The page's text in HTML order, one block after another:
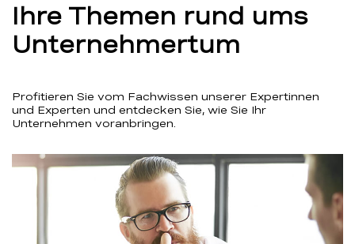
Ihre Themen rund ums
Unternehmertum
Profitieren Sie vom Fachwissen unserer Expertinnen
und Experten und entdecken Sie, wie Sie Ihr
Unternehmen voranbringen.